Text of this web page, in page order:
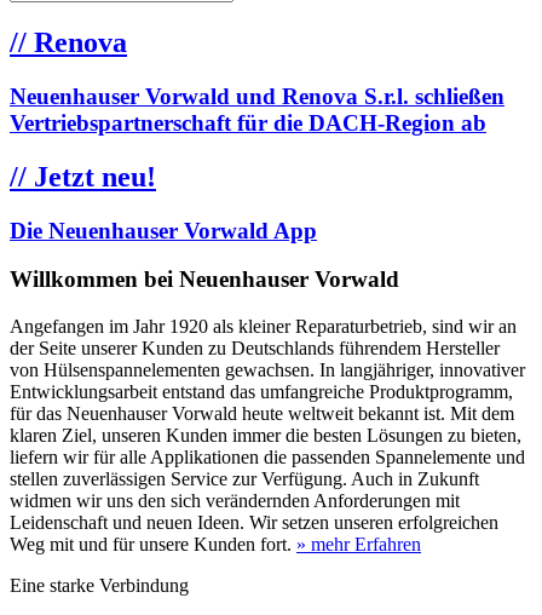
// Renova
Neuenhauser Vorwald und Renova S.r.l. schließen
Vertriebspartnerschaft für die DACH-Region ab
// Jetzt neu!
Die Neuenhauser Vorwald App
Willkommen bei Neuenhauser Vorwald
Angefangen im Jahr 1920 als kleiner Reparaturbetrieb, sind wir an
der Seite unserer Kunden zu Deutschlands führendem Hersteller
von Hülsenspannelementen gewachsen. In langjähriger, innovativer
Entwicklungsarbeit entstand das umfangreiche Produktprogramm,
für das Neuenhauser Vorwald heute weltweit bekannt ist. Mit dem
klaren Ziel, unseren Kunden immer die besten Lösungen zu bieten,
liefern wir für alle Applikationen die passenden Spannelemente und
stellen zuverlässigen Service zur Verfügung. Auch in Zukunft
widmen wir uns den sich verändernden Anforderungen mit
Leidenschaft und neuen Ideen. Wir setzen unseren erfolgreichen
Weg mit und für unsere Kunden fort. » mehr Erfahren
Eine starke Verbindung